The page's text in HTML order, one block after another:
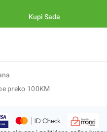
Kupi Sada
preko 100KM